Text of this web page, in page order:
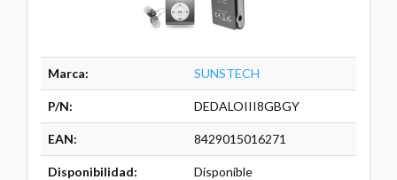
Marca: SUNSTECH
P/N: DEDALOIII8GBGY
EAN: 8429015016271
Disponibilidad: Disponible